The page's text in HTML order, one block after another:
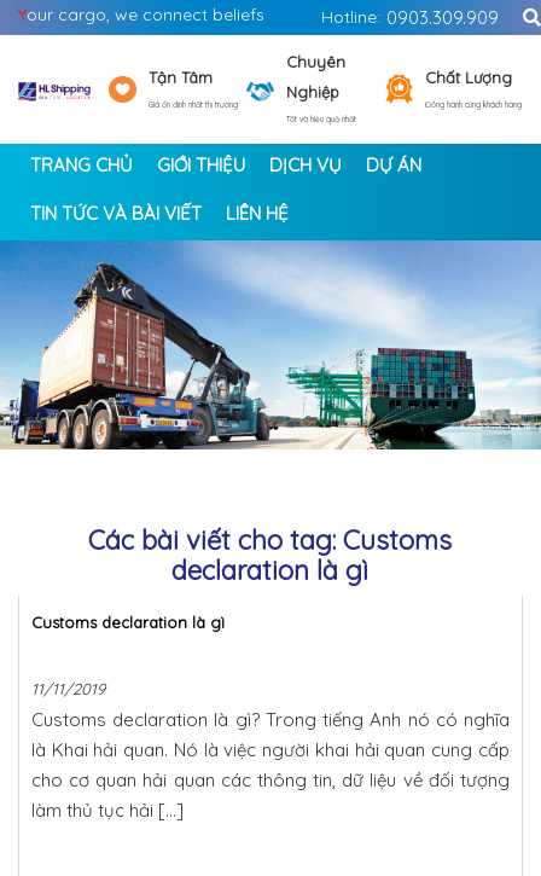
Your cargo, we connect beliefs Hotline: 0903.309.909
Tận Tâm
Giá ổn định nhất thị trường
Chuyên
Nghiệp
Tốt và hiệu quả nhất
Chất Lượng
Đồng hành cùng khách hàng
TRANG CHỦ GIỚI THIỆU DỊCH VỤ DỰ ÁN
TIN TỨC VÀ BÀI VIẾT LIÊN HỆ
< >
Các bài viết cho tag: Customs
declaration là gì
Customs declaration là gì
11/11/2019
Customs declaration là gì? Trong tiếng Anh nó có nghĩa
là Khai hải quan. Nó là việc người khai hải quan cung cấp
cho cơ quan hải quan các thông tin, dữ liệu về đối tượng
làm thủ tục hải […]